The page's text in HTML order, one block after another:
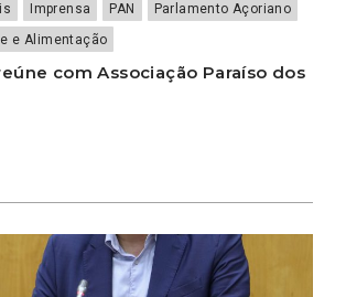
Imprensa PAN
Parlamento Açoriano
e Alimentação
com Associação Paraíso dos